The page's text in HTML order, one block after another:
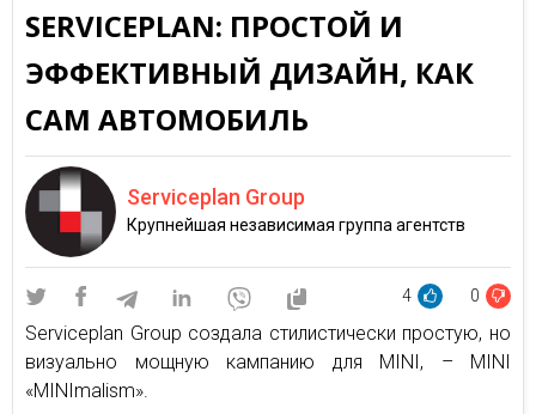
SERVICEPLAN: ПРОСТОЙ И
ЭФФЕКТИВНЫЙ ДИЗАЙН, КАК
САМ АВТОМОБИЛЬ
Serviceplan Group
Крупнейшая независимая группа агентств
4 0
Serviceplan Group создала стилистически простую, но
визуально мощную кампанию для MINI, – MINI
«MINImalism».